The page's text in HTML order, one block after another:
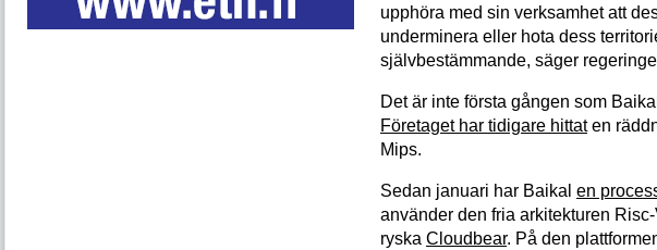
upphöra med sin verksamhet att
underminera eller hota dess
självbestämmande, säger
Det är inte första gången som
Företaget har tidigare hittaten
Mips.
Sedan januari har Baikal en
använder den fria arkitekturen
ryska Cloudbear. På den